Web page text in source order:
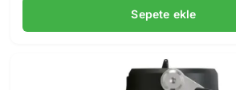
Sepete ekle